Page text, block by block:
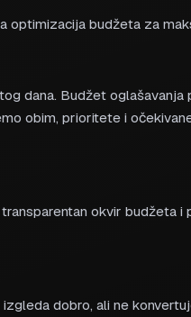
budžeta za
dana. Budžet
obim, prioritete i
okvir
dobro, ali ne